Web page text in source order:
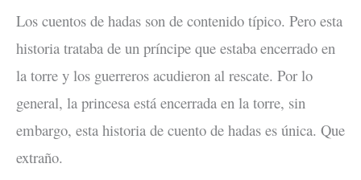
Los cuentos de hadas son de contenido típico. Pero esta
historia trataba de un príncipe que estaba encerrado en
la torre y los guerreros acudieron al rescate. Por lo
general, la princesa está encerrada en la torre, sin
embargo, esta historia de cuento de hadas es única. Que
extraño.